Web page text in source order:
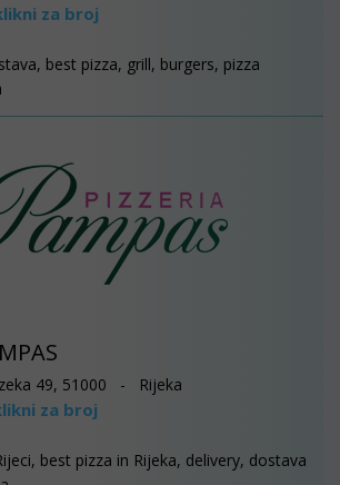
za broj
best pizza, grill, burgers, pizza
49, 51000 - Rijeka
za broj
best pizza in Rijeka, delivery, dostava